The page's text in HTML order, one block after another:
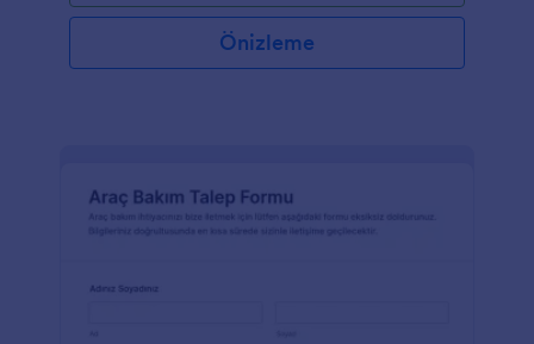
Önizleme